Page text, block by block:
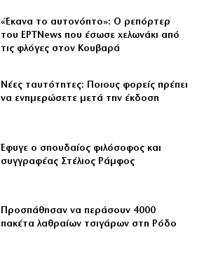
«Έκανα το αυτονόητο»: Ο ρεπόρτερ
του ΕΡΤNews που έσωσε χελωνάκι από
τις φλόγες στον Κουβαρά
Νέες ταυτότητες: Ποιους φορείς πρέπει
να ενημερώσετε μετά την έκδοση
Έφυγε ο σπουδαίος φιλόσοφος και
συγγραφέας Στέλιος Ράμφος
Προσπάθησαν να περάσουν 4000
πακέτα λαθραίων τσιγάρων στη Ρόδο